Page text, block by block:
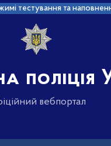
тестування та
поліція
вебпортал